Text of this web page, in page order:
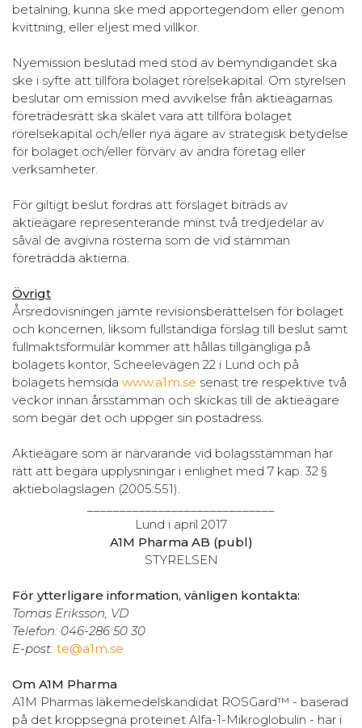
betalning, kunna ske med apportegendom eller genom
kvittning, eller eljest med villkor.
Nyemission beslutad med stöd av bemyndigandet ska
ske i syfte att tillföra bolaget rörelsekapital. Om styrelsen
beslutar om emission med avvikelse från aktieägarnas
företrädesrätt ska skälet vara att tillföra bolaget
rörelsekapital och/eller nya ägare av strategisk betydelse
för bolaget och/eller förvärv av andra företag eller
verksamheter.
För giltigt beslut fordras att förslaget biträds av
aktieägare representerande minst två tredjedelar av
såväl de avgivna rösterna som de vid stämman
företrädda aktierna.
Övrigt
Årsredovisningen jämte revisionsberättelsen för bolaget
och koncernen, liksom fullständiga förslag till beslut samt
fullmaktsformulär kommer att hållas tillgängliga på
bolagets kontor, Scheelevägen 22 i Lund och på
bolagets hemsida www.a1m.se senast tre respektive två
veckor innan årsstämman och skickas till de aktieägare
som begär det och uppger sin postadress.
Aktieägare som är närvarande vid bolagsstämman har
rätt att begära upplysningar i enlighet med 7 kap. 32 §
aktiebolagslagen (2005:551).
Lund i april 2017
A1M Pharma AB (publ)
STYRELSEN
För ytterligare information, vänligen kontakta:
Tomas Eriksson, VD
Telefon: 046-286 50 30
E-post: te@a1m.se
Om A1M Pharma
A1M Pharmas läkemedelskandidat ROSGard™ - baserad
på det kroppsegna proteinet Alfa-1-Mikroglobulin - har i